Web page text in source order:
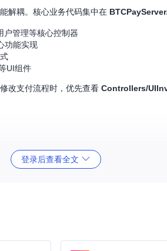
解耦。核心业务代码集中在
户管理等核心控制器
功能实现
UI组件
改支付流程时，优先查看 Controllers/
登录后查看全文